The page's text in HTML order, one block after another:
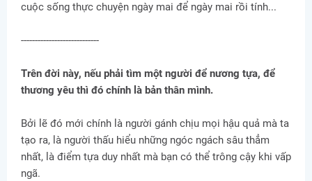
cuộc sống thực chuyện ngày mai để ngày mai rồi tính...
----------------------------
Trên đời này, nếu phải tìm một người để nương tựa, để
thương yêu thì đó chính là bản thân mình.
Bởi lẽ đó mới chính là người gánh chịu mọi hậu quả mà ta
tạo ra, là người thấu hiểu những ngóc ngách sâu thẳm
nhất, là điểm tựa duy nhất mà bạn có thể trông cậy khi vấp
ngã.